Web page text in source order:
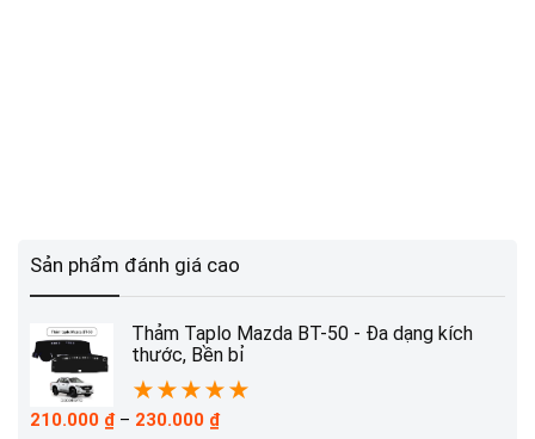
Sản phẩm đánh giá cao
Thảm Taplo Mazda BT-50 - Đa dạng kích
thước, Bền bỉ
★★★★★
210.000 ₫ – 230.000 ₫Khoảng